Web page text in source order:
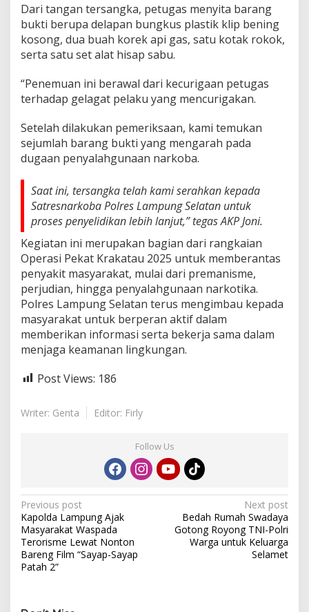
Dari tangan tersangka, petugas menyita barang
bukti berupa delapan bungkus plastik klip bening
kosong, dua buah korek api gas, satu kotak rokok,
serta satu set alat hisap sabu.
“Penemuan ini berawal dari kecurigaan petugas
terhadap gelagat pelaku yang mencurigakan.
Setelah dilakukan pemeriksaan, kami temukan
sejumlah barang bukti yang mengarah pada
dugaan penyalahgunaan narkoba.
Saat ini, tersangka telah kami serahkan kepada
Satresnarkoba Polres Lampung Selatan untuk
proses penyelidikan lebih lanjut,” tegas AKP Joni.
Kegiatan ini merupakan bagian dari rangkaian
Operasi Pekat Krakatau 2025 untuk memberantas
penyakit masyarakat, mulai dari premanisme,
perjudian, hingga penyalahgunaan narkotika.
Polres Lampung Selatan terus mengimbau kepada
masyarakat untuk berperan aktif dalam
memberikan informasi serta bekerja sama dalam
menjaga keamanan lingkungan.
Post Views: 186
Writer: Genta Editor: Firly
Follow Us
P
o
s
t
a
Previous post
Kapolda Lampung Ajak
Masyarakat Waspada
Terorisme Lewat Nonton
Bareng Film “Sayap-Sayap
Patah 2”
Next post
Bedah Rumah Swadaya
Gotong Royong TNI-Polri
Warga untuk Keluarga
Selamet